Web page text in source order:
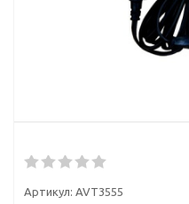
Артикул: AVT3555